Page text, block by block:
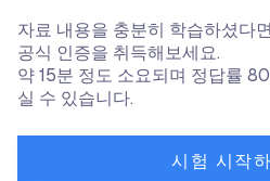
자료 내용을 충분히 학습하셨다
공식 인증을 취득해보세요.
약 15분 정도 소요되며 정답률
실 수 있습니다.
시험 시작